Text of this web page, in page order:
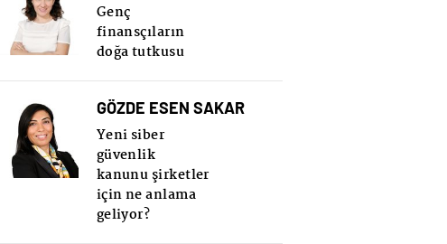
Genç
finansçıların
doğa tutkusu
GÖZDE ESEN SAKAR
Yeni siber
güvenlik
kanunu şirketler
için ne anlama
geliyor?